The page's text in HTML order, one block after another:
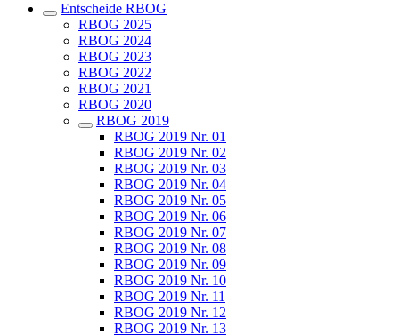
Entscheide RBOG
RBOG 2025
RBOG 2024
RBOG 2023
RBOG 2022
RBOG 2021
RBOG 2020
RBOG 2019
RBOG 2019 Nr. 01
RBOG 2019 Nr. 02
RBOG 2019 Nr. 03
RBOG 2019 Nr. 04
RBOG 2019 Nr. 05
RBOG 2019 Nr. 06
RBOG 2019 Nr. 07
RBOG 2019 Nr. 08
RBOG 2019 Nr. 09
RBOG 2019 Nr. 10
RBOG 2019 Nr. 11
RBOG 2019 Nr. 12
RBOG 2019 Nr. 13